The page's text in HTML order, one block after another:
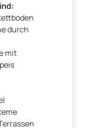
durch
mit